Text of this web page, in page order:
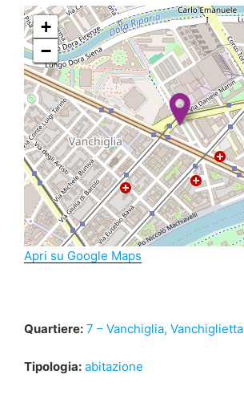
+
−
Apri su Google Maps
Quartiere: 7 – Vanchiglia, Vanchiglietta
Tipologia: abitazione